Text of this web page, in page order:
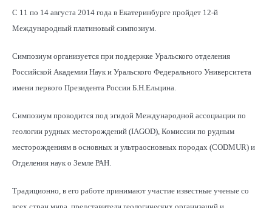
С 11 по 14 августа 2014 года в Екатеринбурге пройдет 12-й
Международный платиновый симпозиум.
Симпозиум организуется при поддержке Уральского отделения
Российской Академии Наук и Уральского Федерального Университета
имени первого Президента России Б.Н.Ельцина.
Симпозиум проводится под эгидой Международной ассоциации по
геологии рудных месторождений (IAGOD), Комиссии по рудным
месторождениям в основных и ультраосновных породах (CODMUR) и
Отделения наук о Земле РАН.
Традиционно, в его работе принимают участие известные ученые со